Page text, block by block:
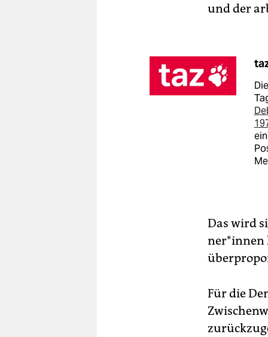
und der
Das wird
ner*in­nen
Für die